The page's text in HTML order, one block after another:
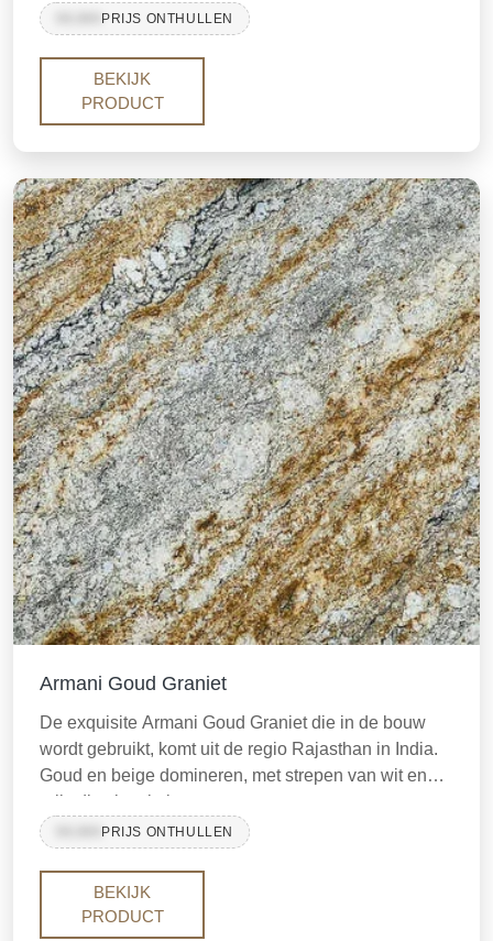
PRIJS ONTHULLEN
BEKIJK
PRODUCT
Armani Goud Graniet
De exquisite Armani Goud Graniet die in de bouw
wordt gebruikt, komt uit de regio Rajasthan in India.
Goud en beige domineren, met strepen van wit en
grijs die visuele interesse toevoegen.
PRIJS ONTHULLEN
BEKIJK
PRODUCT